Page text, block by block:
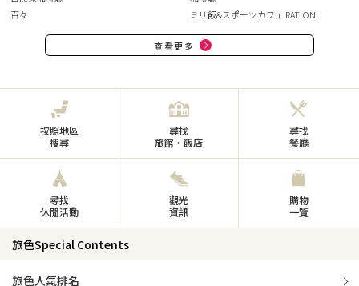
百々
ミリ飯&スポーツカフェ RATION
查看更多
按照地區
搜尋
尋找
旅館・飯店
尋找
餐廳
尋找
休閒活動
觀光
資訊
購物
一覽
旅色Special Contents
旅色人氣排名